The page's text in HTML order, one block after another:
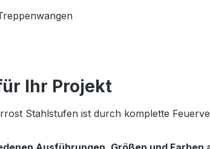
Ihr Projekt
Stahlstufen ist durch komplette